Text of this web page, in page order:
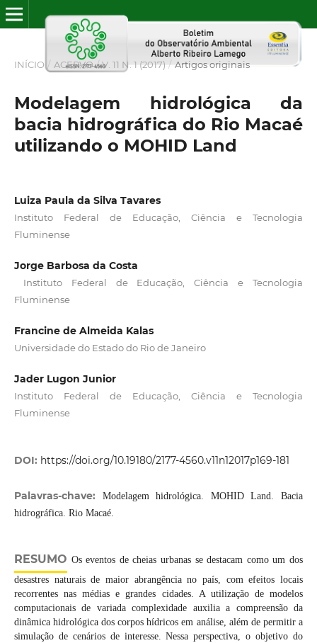
INÍCIO / ACERVO / V. 11 N. 1 (2017) / Artigos originais
Modelagem hidrológica da
bacia hidrográfica do Rio Macaé
utilizando o MOHID Land
Luiza Paula da Silva Tavares
Instituto Federal de Educação, Ciência e Tecnologia
Fluminense
Jorge Barbosa da Costa
Instituto Federal de Educação, Ciência e Tecnologia
Fluminense
Francine de Almeida Kalas
Universidade do Estado do Rio de Janeiro
Jader Lugon Junior
Instituto Federal de Educação, Ciência e Tecnologia
Fluminense
DOI: https://doi.org/10.19180/2177-4560.v11n12017p169-181
Palavras-chave:
Modelagem hidrológica. MOHID Land. Bacia
hidrográfica. Rio Macaé.
RESUMO Os eventos de cheias urbanas se destacam como um dos
desastres naturais de maior abrangência no país, com efeitos locais
recorrentes nas médias e grandes cidades. A utilização de modelos
computacionais de variada complexidade auxilia a compreensão da
dinâmica hidrológica dos corpos hídricos em análise, além de permitir a
simulação de cenários de interesse. Nessa perspectiva, o objetivo do